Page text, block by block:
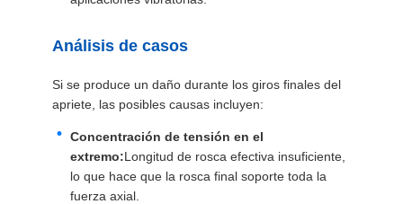
Análisis de casos
Si se produce un daño durante los giros finales del
apriete, las posibles causas incluyen:
Concentración de tensión en el
extremo:Longitud de rosca efectiva insuficiente,
lo que hace que la rosca final soporte toda la
fuerza axial.